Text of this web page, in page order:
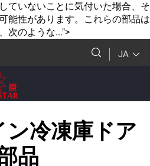
ていないことに気付いた場合、そ
能性があります。これらの部品は
次のような...">
JA
ン冷凍庫ドア
品